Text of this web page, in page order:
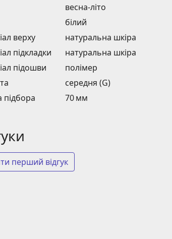
весна-літо
білий
верху
натуральна шкіра
підкладки
натуральна шкіра
підошви
полімер
середня (G)
підбора
70 мм
перший відгук